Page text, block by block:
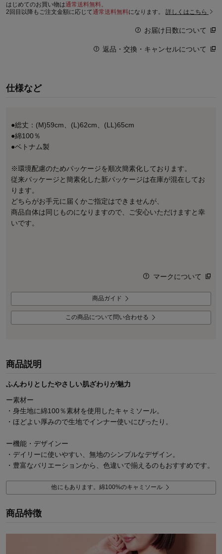
はじめてのお買い物は通常送料無料。
2回目以降もご注文金額に応じて通常送料無料になります。 詳しくはこちら
お届け日数について
返品・交換・キャンセルについて
仕様など
●総丈：(M)59cm、(L)62cm、(LL)65cm
●綿100％
●ベトナム製
※環境配慮のためパッケージを順次簡素化しております。
従来パッケージと簡素化した新パッケージは在庫が混在してお
ります。
どちらがお手元に届くかご指定はできませんが、
商品自体は同じものになりますので、ご安心いただけますと幸
いです。
マークについて
商品ガイド
この商品について問い合わせる
商品説明
ふんわりとしたやさしい肌ざわりが魅力
ー素材ー
・身生地に綿100％素材を使用したキャミソール。
・ほどよい厚みので生地でインナー使いにぴったり。
ー機能・デザインー
・デイリーに使いやすい、無地のシンプルなデザイン。
・豊富なバリエーションから、色違いで揃えるのもおすすめです。
他にもあります。綿100%のキャミソール
商品特徴